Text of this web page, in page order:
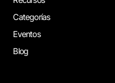
Categorías
Eventos
Blog